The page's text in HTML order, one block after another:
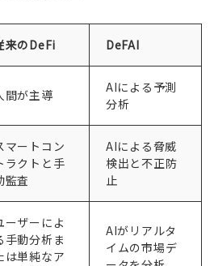
来のDeFi DeFAI
間が主導
AIによる予測
分析
マートコン
ラクトと手
監査
AIによる脅威
検出と不正防
止
ーザーによ
手動分析ま
は単純なア
AIがリアルタ
イムの市場デ